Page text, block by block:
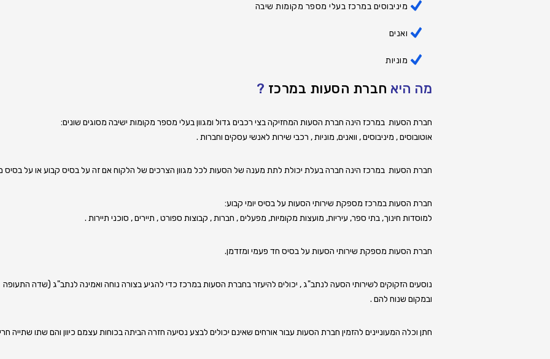
מיניבוסים במרכז בעלי מספר מקומות שיבה
ואנים
מוניות
מה היא חברת הסעות במרכז ?
חברת הסעות במרכז הינה חברת הסעות המחזיקה בצי רכבים גדול ומגוון בעלי מספר מקומות ישיבה מסוגים שונים:
אוטובוסים, מיניבוסים, וואנים, מוניות , רכבי שירות לאנשי עסקים וחברות .
חברת הסעות במרכז הינה חברה בעלת יכולת לתת מענה של הסעות לכל מגוון הצרכים של הלקוח אם זה על בסיס קבוע או על בסיס
חברת הסעות במרכז מספקת שירותי הסעות על בסיס יומי קבוע:
למוסדות חינוך, בתי ספר, עיריות, מועצות מקומיות, מפעלים , חברות , קבוצות ספורט , תיירים , סוכני תיירות .
חברת הסעות מספקת שירותי הסעות על בסיס חד פעמי ומזדמן.
נוסעים הזקוקים לשירותי הסעה לנתב"ג , יכולים להיעזר בחברת הסעות במרכז כדי להגיע בצורה נוחה ואמינה לנתב"ג (שדה התעופה
ובמקום שנוח להם .
חתן וכלה המעוניינים להזמין חברת הסעות עבור אורחים שאינם יכולים לבצע נסיעה חזרה הביתה בכוחות עצמם כיוון והם שתו שתייה